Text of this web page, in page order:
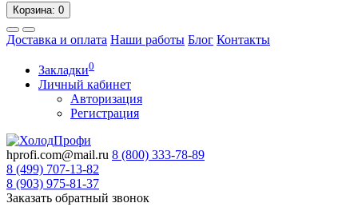
Корзина: 0
Доставка и оплата Наши работы Блог Контакты
Закладки0
Личный кабинет
Авторизация
Регистрация
hprofi.com@mail.ru 8 (800) 333-78-89
8 (499) 707-13-82
8 (903) 975-81-37
Заказать обратный звонок